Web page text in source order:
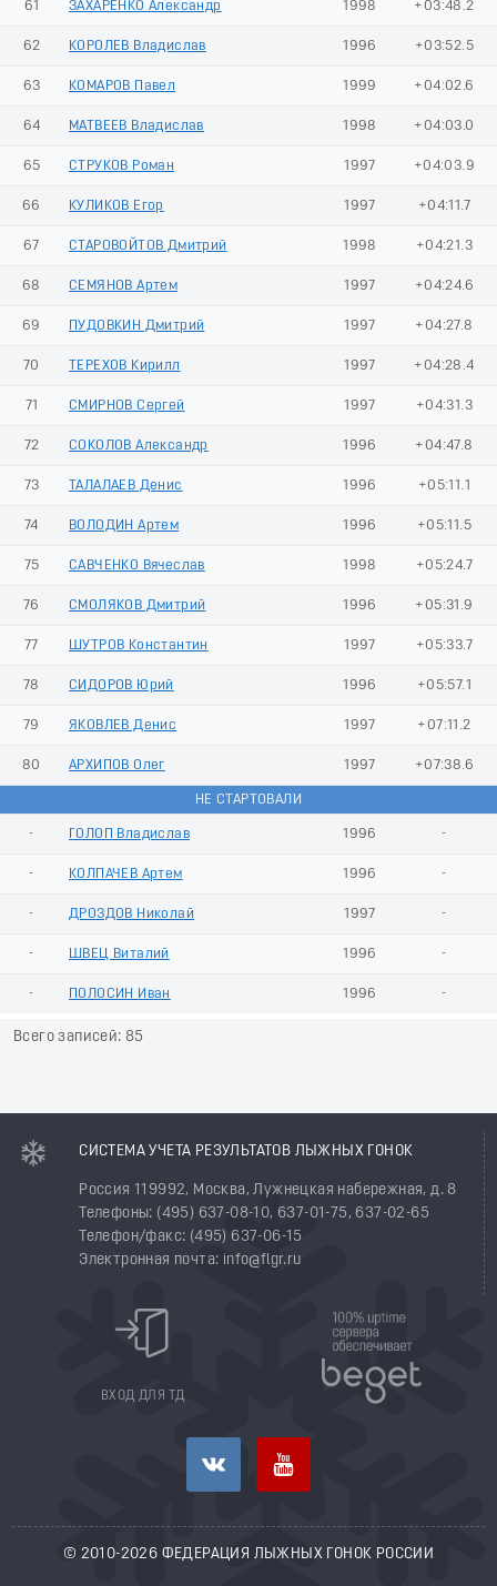
61 ЗАХАРЕНКО Александр 1998 +03:48.2
62 КОРОЛЕВ Владислав 1996 +03:52.5
63 КОМАРОВ Павел 1999 +04:02.6
64 МАТВЕЕВ Владислав 1998 +04:03.0
65 СТРУКОВ Роман 1997 +04:03.9
66 КУЛИКОВ Егор 1997 +04:11.7
67 СТАРОВОЙТОВ Дмитрий 1998 +04:21.3
68 СЕМЯНОВ Артем 1997 +04:24.6
69 ПУДОВКИН Дмитрий 1997 +04:27.8
70 ТЕРЕХОВ Кирилл 1997 +04:28.4
71 СМИРНОВ Сергей 1997 +04:31.3
72 СОКОЛОВ Александр 1996 +04:47.8
73 ТАЛАЛАЕВ Денис 1996 +05:11.1
74 ВОЛОДИН Артем 1996 +05:11.5
75 САВЧЕНКО Вячеслав 1998 +05:24.7
76 СМОЛЯКОВ Дмитрий 1996 +05:31.9
77 ШУТРОВ Константин 1997 +05:33.7
78 СИДОРОВ Юрий 1996 +05:57.1
79 ЯКОВЛЕВ Денис 1997 +07:11.2
80 АРХИПОВ Олег 1997 +07:38.6
НЕ СТАРТОВАЛИ
- ГОЛОП Владислав 1996 -
- КОЛПАЧЕВ Артем 1996 -
- ДРОЗДОВ Николай 1997 -
- ШВЕЦ Виталий 1996 -
- ПОЛОСИН Иван 1996 -
Всего записей: 85
СИСТЕМА УЧЕТА РЕЗУЛЬТАТОВ ЛЫЖНЫХ ГОНОК
Россия 119992, Москва, Лужнецкая набережная, д. 8
Телефоны: (495) 637-08-10, 637-01-75, 637-02-65
Телефон/факс: (495) 637-06-15
Электронная почта: info@flgr.ru
ВХОД ДЛЯ ТД
© 2010-2026 ФЕДЕРАЦИЯ ЛЫЖНЫХ ГОНОК РОССИИ